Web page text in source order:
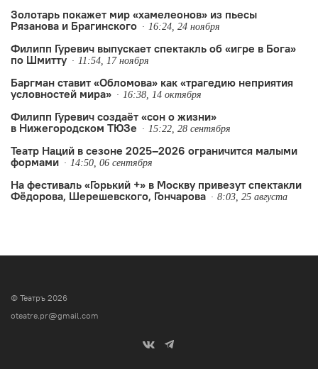
Золотарь покажет мир «хамелеонов» из пьесы
Рязанова и Брагинского
16:24, 24 ноября
Филипп Гуревич выпускает спектакль об «игре в Бога»
по Шмитту
11:54, 17 ноября
Баргман ставит «Обломова» как «трагедию неприятия
условностей мира»
16:38, 14 октября
Филипп Гуревич создаёт «сон о жизни»
в Нижегородском ТЮЗе
15:22, 28 сентября
Театр Наций в сезоне 2025–2026 ограничится малыми
формами
14:50, 06 сентября
На фестиваль «Горький +» в Москву привезут спектакли
Фёдорова, Шерешевского, Гончарова
8:03, 25 августа
© Театръ 2026
oteatre.pr@gmail.com